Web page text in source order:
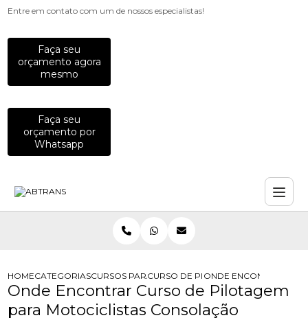
Entre em contato com um de nossos especialistas!
Faça seu
orçamento agora
mesmo
Faça seu
orçamento por
Whatsapp
HOMECATEGORIASCURSOS PARA MOTOCICLISTAS
CURSO DE PILOTAGEM PARA
ONDE ENCONTRAR
Onde Encontrar Curso de Pilotagem
para Motociclistas Consolação